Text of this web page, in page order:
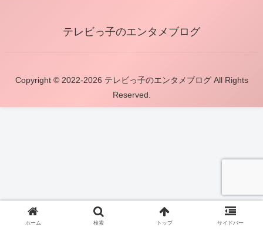
テレビっ子のエンタメブログ
Copyright © 2022-2026 テレビっ子のエンタメブログ All Rights
Reserved.
ホーム 検索 トップ サイドバー